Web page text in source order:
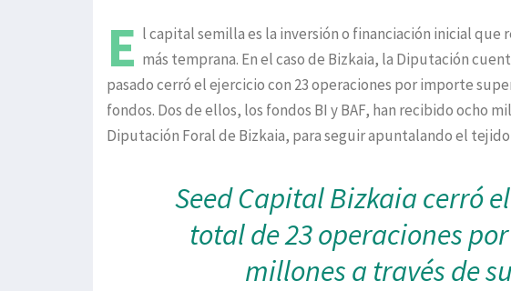
E l capital semilla es la inversión o financiación inicial
más temprana. En el caso de Bizkaia, la Diputación
pasado cerró el ejercicio con 23 operaciones por importe
fondos. Dos de ellos, los fondos BI y BAF, han recibido ocho
Diputación Foral de Bizkaia, para seguir apuntalando el
Seed Capital Bizkaia cerró
total de 23 operaciones
millones a través de